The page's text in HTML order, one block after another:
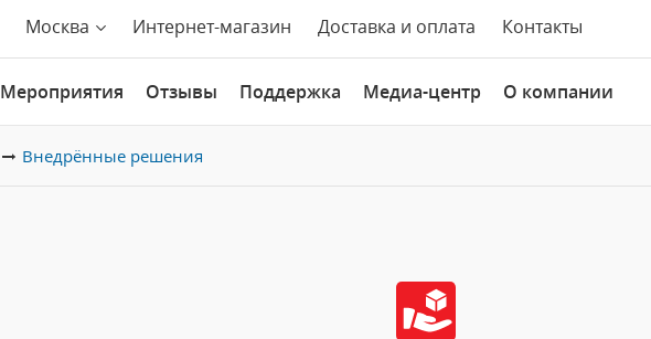
Москва Интернет-магазин Доставка и оплата Контакты
Мероприятия Отзывы Поддержка Медиа-центр О компании
Внедрённые решения